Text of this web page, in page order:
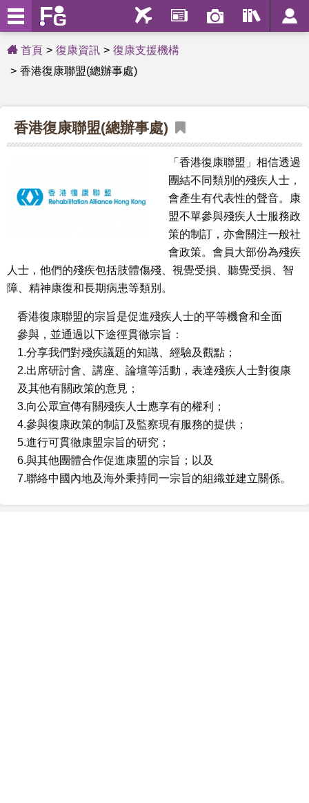
首頁 復康資訊
復康支援機構
香港復康聯盟(總辦事處)
香港復康聯盟(總辦事處)
「香港復康聯盟」相信透過
團結不同類別的殘疾人士，
會產生有代表性的聲音。康
盟不單參與殘疾人士服務政
策的制訂，亦會關注一般社
會政策。會員大部份為殘疾
人士，他們的殘疾包括肢體傷殘、視覺受損、聽覺受損、智
障、精神康復和長期病患等類別。
香港復康聯盟的宗旨是促進殘疾人士的平等機會和全面
參與，並通過以下途徑貫徹宗旨：
1.分享我們對殘疾議題的知識、經驗及觀點；
2.出席研討會、講座、論壇等活動，表達殘疾人士對復康
及其他有關政策的意見；
3.向公眾宣傳有關殘疾人士應享有的權利；
4.參與復康政策的制訂及監察現有服務的提供；
5.進行可貫徹康盟宗旨的研究；
6.與其他團體合作促進康盟的宗旨；以及
7.聯絡中國內地及海外秉持同一宗旨的組織並建立關係。